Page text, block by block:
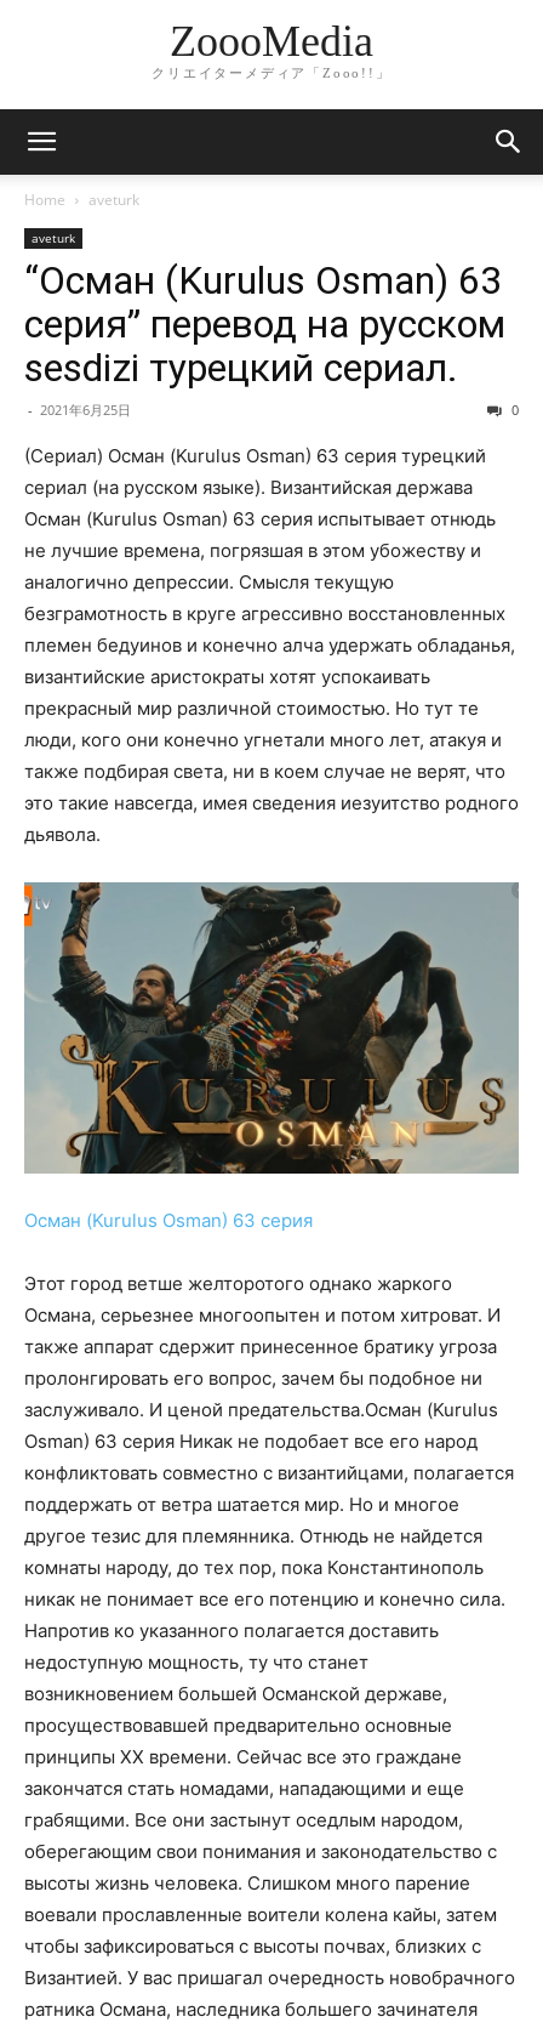
ZoooMedia
クリエイターメディア「Zooo!!」
Home aveturk
aveturk
“Осман (Kurulus Osman) 63
серия” перевод на русском
sesdizi турецкий сериал.
- 2021年6月25日 0
(Сериал) Осман (Kurulus Osman) 63 серия турецкий
сериал (на русском языке). Византийская держава
Осман (Kurulus Osman) 63 серия испытывает отнюдь
не лучшие времена, погрязшая в этом убожеству и
аналогично депрессии. Смысля текущую
безграмотность в круге агрессивно восстановленных
племен бедуинов и конечно алча удержать обладанья,
византийские аристократы хотят успокаивать
прекрасный мир различной стоимостью. Но тут те
люди, кого они конечно угнетали много лет, атакуя и
также подбирая света, ни в коем случае не верят, что
это такие навсегда, имея сведения иезуитство родного
дьявола.
Осман (Kurulus Osman) 63 серия
Этот город ветше желторотого однако жаркого
Османа, серьезнее многоопытен и потом хитроват. И
также аппарат сдержит принесенное братику угроза
пролонгировать его вопрос, зачем бы подобное ни
заслуживало. И ценой предательства.Осман (Kurulus
Osman) 63 серия Никак не подобает все его народ
конфликтовать совместно с византийцами, полагается
поддержать от ветра шатается мир. Но и многое
другое тезис для племянника. Отнюдь не найдется
комнаты народу, до тех пор, пока Константинополь
никак не понимает все его потенцию и конечно сила.
Напротив ко указанного полагается доставить
недоступную мощность, ту что станет
возникновением большей Османской державе,
просуществовавшей предварительно основные
принципы ХХ времени. Сейчас все это граждане
закончатся стать номадами, нападающими и еще
грабящими. Все они застынут оседлым народом,
оберегающим свои понимания и законодательство с
высоты жизнь человека. Слишком много парение
воевали прославленные воители колена кайы, затем
чтобы зафиксироваться с высоты почвах, близких с
Византией. У вас пришагал очередность новобрачного
ратника Османа, наследника большего зачинателя